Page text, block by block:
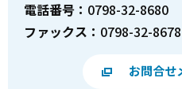
電話番号： 0798-32-8680
ファックス： 0798-32-8678
お問合せ